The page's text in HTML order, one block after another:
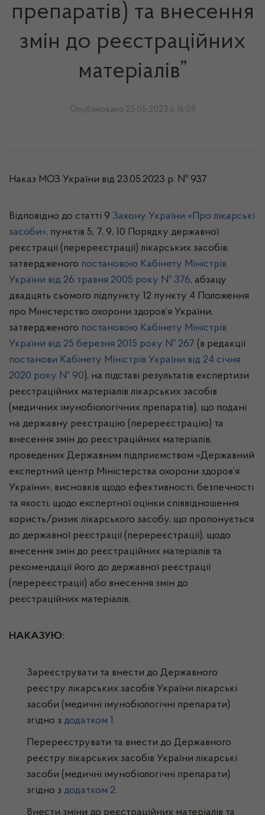
препаратів) та внесення
змін до реєстраційних
матеріалів”
Опубліковано 25.05.2023 о 16:09
Наказ МОЗ України від 23.05.2023 р. № 937
Відповідно до статті 9 Закону України «Про лікарські
засоби», пунктів 5, 7, 9, 10 Порядку державної
реєстрації (перереєстрації) лікарських засобів,
затвердженого постановою Кабінету Міністрів
України від 26 травня 2005 року № 376, абзацу
двадцять сьомого підпункту 12 пункту 4 Положення
про Міністерство охорони здоров’я України,
затвердженого постановою Кабінету Міністрів
України від 25 березня 2015 року № 267 (в редакції
постанови Кабінету Міністрів України від 24 січня
2020 року № 90), на підставі результатів експертизи
реєстраційних матеріалів лікарських засобів
(медичних імунобіологічних препаратів), що подані
на державну реєстрацію (перереєстрацію) та
внесення змін до реєстраційних матеріалів,
проведених Державним підприємством «Державний
експертний центр Міністерства охорони здоров’я
України», висновків щодо ефективності, безпечності
та якості, щодо експертної оцінки співвідношення
користь/ризик лікарського засобу, що пропонується
до державної реєстрації (перереєстрації), щодо
внесення змін до реєстраційних матеріалів та
рекомендації його до державної реєстрації
(перереєстрації) або внесення змін до
реєстраційних матеріалів,
НАКАЗУЮ:
Зареєструвати та внести до Державного
реєстру лікарських засобів України лікарські
засоби (медичні імунобіологічні препарати)
згідно з додатком 1.
Перереєструвати та внести до Державного
реєстру лікарських засобів України лікарські
засоби (медичні імунобіологічні препарати)
згідно з додатком 2.
Внести зміни до реєстраційних матеріалів та